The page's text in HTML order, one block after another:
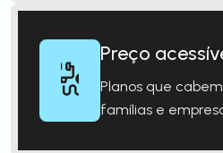
Preço
Planos que
famílias e